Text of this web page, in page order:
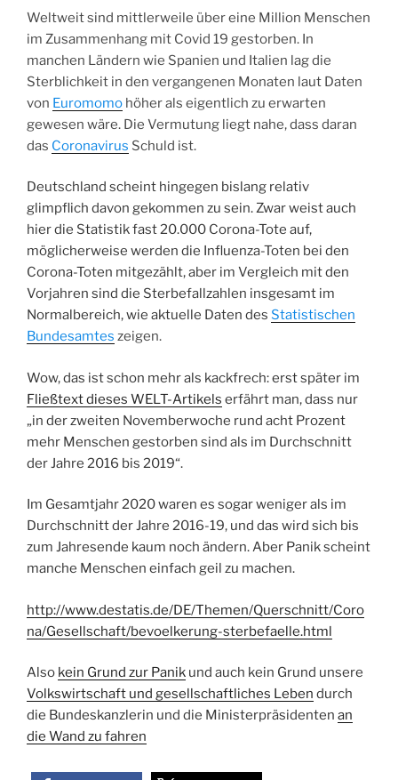
Weltweit sind mittlerweile über eine Million Menschen
im Zusammenhang mit Covid 19 gestorben. In
manchen Ländern wie Spanien und Italien lag die
Sterblichkeit in den vergangenen Monaten laut Daten
von Euromomo höher als eigentlich zu erwarten
gewesen wäre. Die Vermutung liegt nahe, dass daran
das Coronavirus Schuld ist.
Deutschland scheint hingegen bislang relativ
glimpflich davon gekommen zu sein. Zwar weist auch
hier die Statistik fast 20.000 Corona-Tote auf,
möglicherweise werden die Influenza-Toten bei den
Corona-Toten mitgezählt, aber im Vergleich mit den
Vorjahren sind die Sterbefallzahlen insgesamt im
Normalbereich, wie aktuelle Daten des Statistischen
Bundesamtes zeigen.
Wow, das ist schon mehr als kackfrech: erst später im
Fließtext dieses WELT-Artikels erfährt man, dass nur
„in der zweiten Novemberwoche rund acht Prozent
mehr Menschen gestorben sind als im Durchschnitt
der Jahre 2016 bis 2019“.
Im Gesamtjahr 2020 waren es sogar weniger als im
Durchschnitt der Jahre 2016-19, und das wird sich bis
zum Jahresende kaum noch ändern. Aber Panik scheint
manche Menschen einfach geil zu machen.
http://www.destatis.de/DE/Themen/Querschnitt/Coro
na/Gesellschaft/bevoelkerung-sterbefaelle.html
Also kein Grund zur Panik und auch kein Grund unsere
Volkswirtschaft und gesellschaftliches Leben durch
die Bundeskanzlerin und die Ministerpräsidenten an
die Wand zu fahren